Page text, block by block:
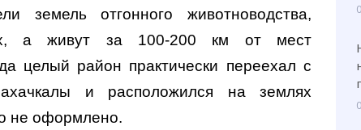
земель отгонного животноводства,
а живут за 100-200 км от мест
целый район практически переехал с
и расположился на землях
не оформлено.